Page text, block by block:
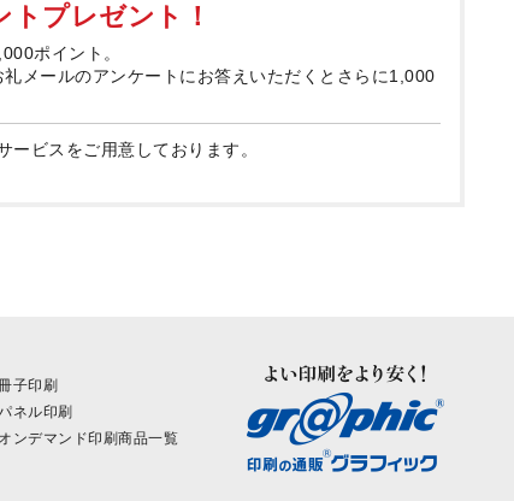
トプレゼント！
ポイント。
メールのアンケートにお答えいただくとさらに1,000
ービスをご用意しております。
子印刷
ネル印刷
オンデマンド印刷商品一覧